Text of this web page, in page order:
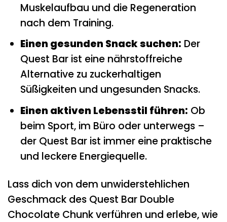
Muskelaufbau und die Regeneration
nach dem Training.
Einen gesunden Snack suchen: Der
Quest Bar ist eine nährstoffreiche
Alternative zu zuckerhaltigen
Süßigkeiten und ungesunden Snacks.
Einen aktiven Lebensstil führen: Ob
beim Sport, im Büro oder unterwegs –
der Quest Bar ist immer eine praktische
und leckere Energiequelle.
Lass dich von dem unwiderstehlichen
Geschmack des Quest Bar Double
Chocolate Chunk verführen und erlebe, wie